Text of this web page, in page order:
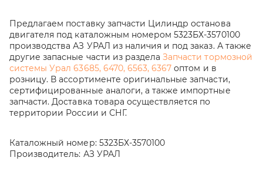
Предлагаем поставку запчасти Цилиндр останова
двигателя под каталожным номером 5323БХ-3570100
производства АЗ УРАЛ из наличия и под заказ. А также
другие запасные части из разделаЗапчасти тормозной
системы Урал 63685, 6470, 6563, 6367 оптом и в
розницу. В ассортименте оригинальные запчасти,
сертифицированные аналоги, а также импортные
запчасти. Доставка товара осуществляется по
территории России и СНГ.
Каталожный номер: 5323БХ-3570100
Производитель: АЗ УРАЛ